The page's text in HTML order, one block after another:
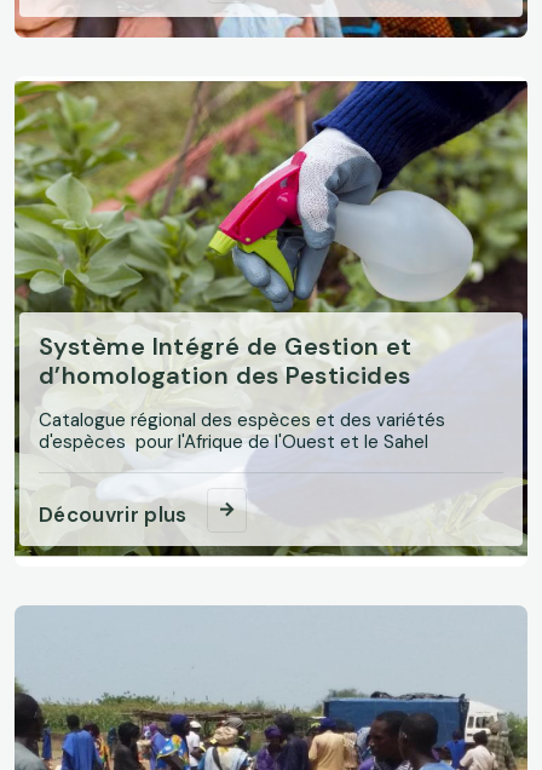
Système Intégré de Gestion et
d’homologation des Pesticides
Catalogue régional des espèces et des variétés
d'espèces pour l'Afrique de l'Ouest et le Sahel
Découvrir plus